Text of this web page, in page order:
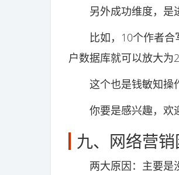
另外成功维度，是进
比如，10个作者合
户数据库就可以放大为
这个也是钱敏知操作
你要是感兴趣，欢迎
九、网络营销
两大原因：主要是没